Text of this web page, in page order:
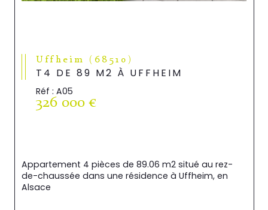
Uffheim (68510)
T4 DE 89 M2 À UFFHEIM
Réf : A05
326 000 €
Appartement 4 pièces de 89.06 m2 situé au rez-
de-chaussée dans une résidence à Uffheim, en
Alsace